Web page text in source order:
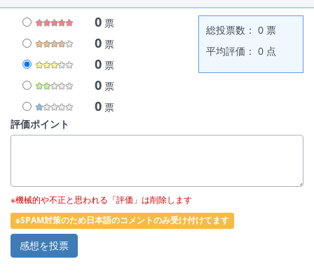
0 票
0 票
0 票
0 票
0 票
総投票数： 0 票
平均評価： 0 点
評価ポイント
※機械的や不正と思われる「評価」は削除します
※SPAM対策のため日本語のコメントのみ受け付けてます